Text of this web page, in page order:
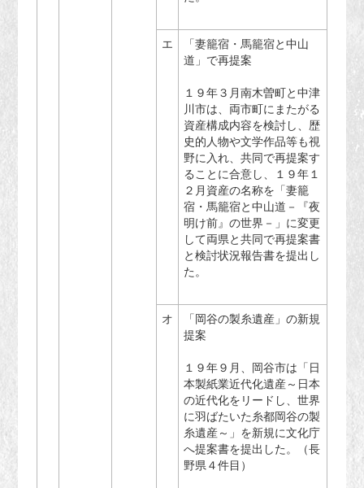
エ
「妻籠宿・馬籠宿と中山
道」で再提案
１９年３月南木曽町と中津
川市は、両市町にまたがる
資産構成内容を検討し、歴
史的人物や文学作品等も視
野に入れ、共同で再提案す
ることに合意し、１９年１
２月資産の名称を「妻籠
宿・馬籠宿と中山道－『夜
明け前』の世界－」に変更
して両県と共同で再提案書
と検討状況報告書を提出し
た。
オ
「岡谷の製糸遺産」の新規
提案
１９年９月、岡谷市は「日
本製紙業近代化遺産～日本
の近代化をリードし、世界
に羽ばたいた糸都岡谷の製
糸遺産～」を新規に文化庁
へ提案書を提出した。（長
野県４件目）